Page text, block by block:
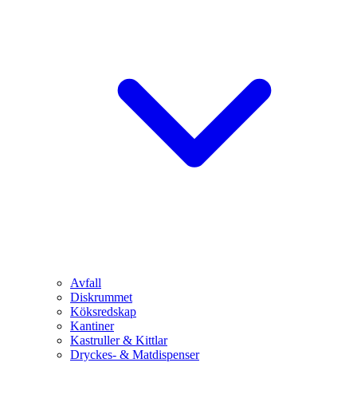
Avfall
Diskrummet
Köksredskap
Kantiner
Kastruller & Kittlar
Dryckes- & Matdispenser